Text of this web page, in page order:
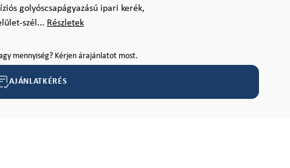
golyóscsapágyazású ipari kerék,
szél... Részletek
mennyiség? Kérjen árajánlatot most.
AJÁNLATKÉRÉS